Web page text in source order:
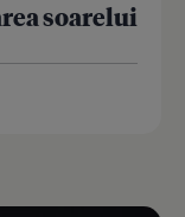
soarelui